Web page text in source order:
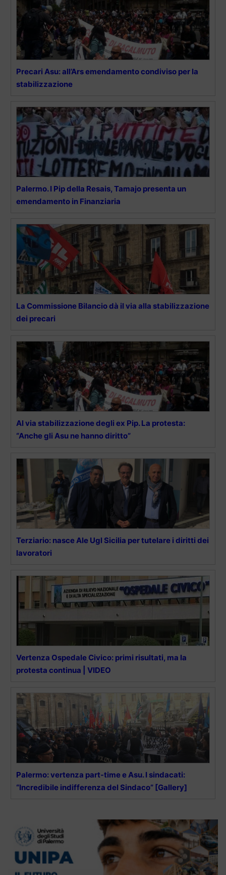
Precari Asu: all’Ars emendamento condiviso per la
stabilizzazione
Palermo. I Pip della Resais, Tamajo presenta un
emendamento in Finanziaria
La Commissione Bilancio dà il via alla stabilizzazione
dei precari
Al via stabilizzazione degli ex Pip. La protesta:
“Anche gli Asu ne hanno diritto”
Terziario: nasce Ale Ugl Sicilia per tutelare i diritti dei
lavoratori
Vertenza Ospedale Civico: primi risultati, ma la
protesta continua | VIDEO
Palermo: vertenza part-time e Asu. I sindacati:
“Incredibile indifferenza del Sindaco” [Gallery]